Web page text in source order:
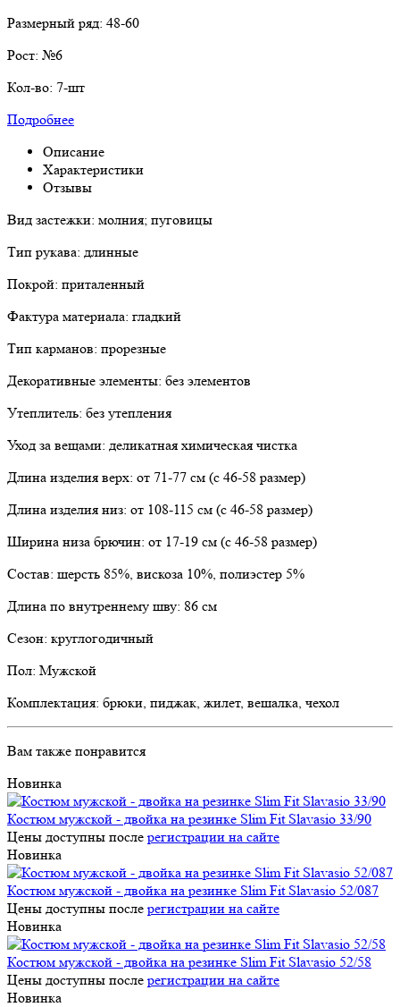
Размерный ряд: 48-60
Рост: №6
Кол-во: 7-шт
Подробнее
Описание
Характеристики
Отзывы
Вид застежки: молния; пуговицы
Тип рукава: длинные
Покрой: приталенный
Фактура материала: гладкий
Тип карманов: прорезные
Декоративные элементы: без элементов
Утеплитель: без утепления
Уход за вещами: деликатная химическая чистка
Длина изделия верх: от 71-77 см (с 46-58 размер)
Длина изделия низ: от 108-115 см (с 46-58 размер)
Ширина низа брючин: от 17-19 см (с 46-58 размер)
Состав: шерсть 85%, вискоза 10%, полиэстер 5%
Длина по внутреннему шву: 86 см
Сезон: круглогодичный
Пол: Мужской
Комплектация: брюки, пиджак, жилет, вешалка, чехол
Вам также понравится
Новинка
Костюм мужской - двойка на резинке Slim Fit Slavasio 33/90
Цены доступны после регистрации на сайте
Новинка
Костюм мужской - двойка на резинке Slim Fit Slavasio 52/087
Цены доступны после регистрации на сайте
Новинка
Костюм мужской - двойка на резинке Slim Fit Slavasio 52/58
Цены доступны после регистрации на сайте
Новинка